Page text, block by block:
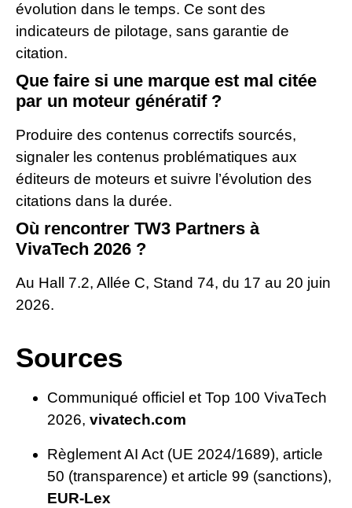
évolution dans le temps. Ce sont des
indicateurs de pilotage, sans garantie de
citation.
Que faire si une marque est mal citée
par un moteur génératif ?
Produire des contenus correctifs sourcés,
signaler les contenus problématiques aux
éditeurs de moteurs et suivre l’évolution des
citations dans la durée.
Où rencontrer TW3 Partners à
VivaTech 2026 ?
Au Hall 7.2, Allée C, Stand 74, du 17 au 20 juin
2026.
Sources
Communiqué officiel et Top 100 VivaTech
2026, vivatech.com
Règlement AI Act (UE 2024/1689), article
50 (transparence) et article 99 (sanctions),
EUR-Lex